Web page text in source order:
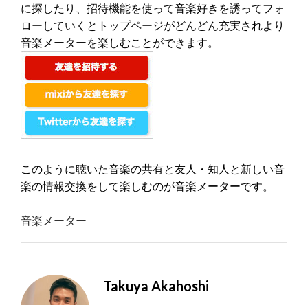
に探したり、招待機能を使って音楽好きを誘ってフォ
ローしていくとトップページがどんどん充実されより
音楽メーターを楽しむことができます。
このように聴いた音楽の共有と友人・知人と新しい音
楽の情報交換をして楽しむのが音楽メーターです。
音楽メーター
Takuya Akahoshi